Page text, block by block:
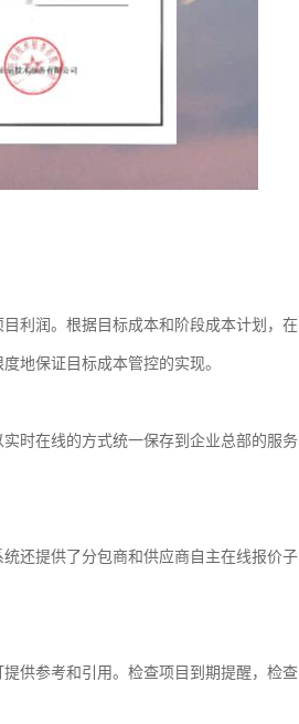
利润。根据目标成本和阶段成本计划，在
地保证目标成本管控的实现。
时在线的方式统一保存到企业总部的服务
还提供了分包商和供应商自主在线报价子
供参考和引用。检查项目到期提醒，检查